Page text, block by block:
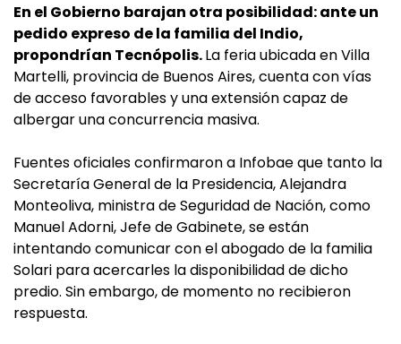
En el Gobierno barajan otra posibilidad: ante un
pedido expreso de la familia del Indio,
propondrían Tecnópolis.La feria ubicada en Villa
Martelli, provincia de Buenos Aires, cuenta con vías
de acceso favorables y una extensión capaz de
albergar una concurrencia masiva.
Fuentes oficiales confirmaron a Infobae que tanto la
Secretaría General de la Presidencia, Alejandra
Monteoliva, ministra de Seguridad de Nación, como
Manuel Adorni, Jefe de Gabinete, se están
intentando comunicar con el abogado de la familia
Solari para acercarles la disponibilidad de dicho
predio. Sin embargo, de momento no recibieron
respuesta.